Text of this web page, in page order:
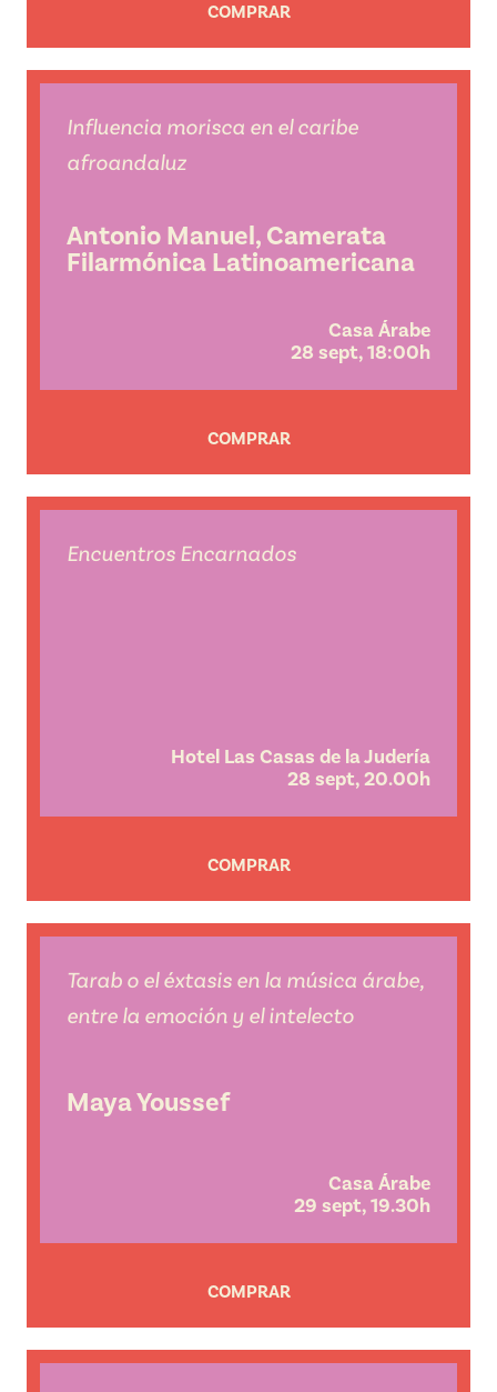
COMPRAR
Influencia morisca en el caribe
afroandaluz
Antonio Manuel, Camerata
Filarmónica Latinoamericana
Casa Árabe
28 sept, 18:00h
COMPRAR
Encuentros Encarnados
Hotel Las Casas de la Judería
28 sept, 20.00h
COMPRAR
Tarab o el éxtasis en la música árabe,
entre la emoción y el intelecto
Maya Youssef
Casa Árabe
29 sept, 19.30h
COMPRAR